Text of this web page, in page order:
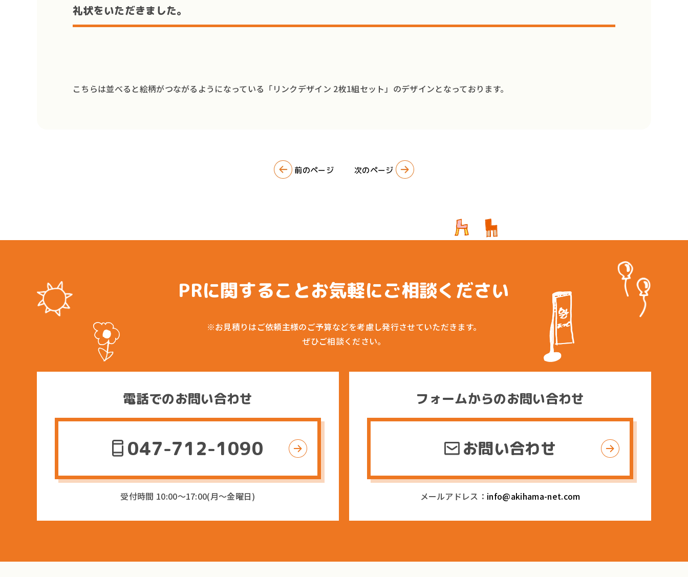
Q&A
会社概要
最新情報
礼状をいただきました。
こちらは並べると絵柄がつながるようになっている「リンクデザイン 2枚1組セット」のデザインとなっております。
前のページ 次のページ
PRに関することお気軽にご相談ください
※お見積りはご依頼主様のご予算などを考慮し発行させていただきます。
ぜひご相談ください。
電話でのお問い合わせ
047-712-1090
受付時間 10:00〜17:00(月〜金曜日)
フォームからのお問い合わせ
お問い合わせ
メールアドレス： info@akihama-net.com